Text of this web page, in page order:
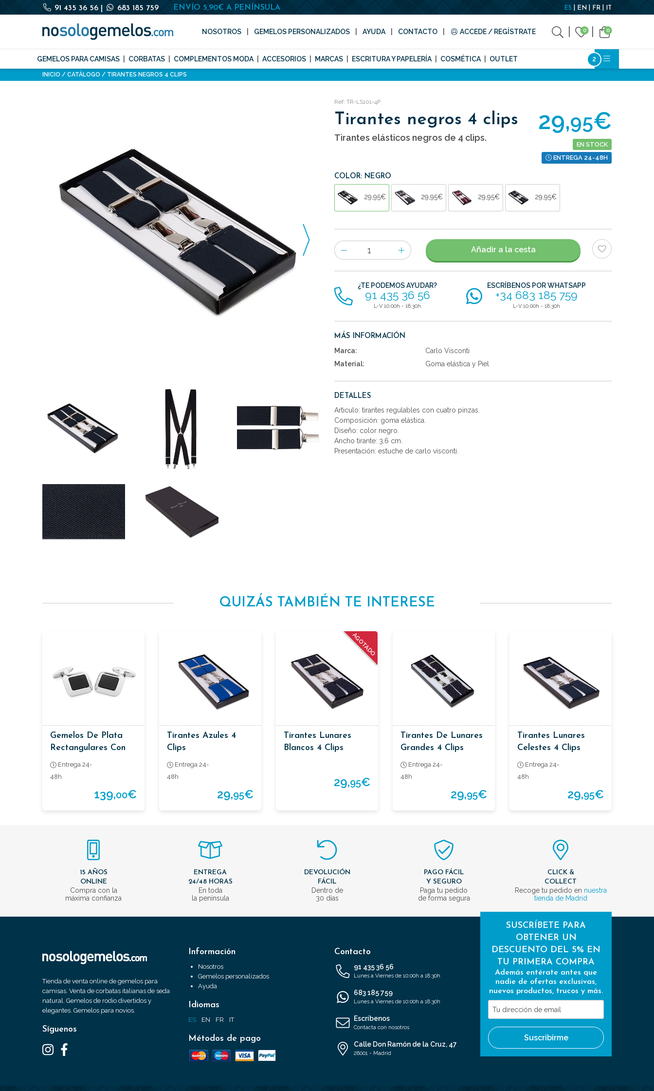
91 435 36 56 683 185 759 ENVÍO 5,90€ A PENÍNSULA ES EN FR IT
NOSOTROS GEMELOS PERSONALIZADOS AYUDA CONTACTO ACCEDE / REGÍSTRATE 0 0
GEMELOS PARA CAMISAS CORBATAS COMPLEMENTOS MODA ACCESORIOS MARCAS ESCRITURA Y PAPELERÍA COSMÉTICA OUTLET
INICIO CATÁLOGO TIRANTES NEGROS 4 CLIPS
Ref: TR-LS101-4P
Tirantes negros 4 clips
Tirantes elásticos negros de 4 clips.
29,95€
EN STOCK
ENTREGA 24-48H
COLOR: NEGRO
29,95€ 29,95€ 29,95€ 29,95€
Número
de
artículos
Añadir a la cesta
¿TE PODEMOS AYUDAR?
91 435 36 56
L-V 10:00h - 18:30h
ESCRÍBENOS POR WHATSAPP
+34 683 185 759
L-V 10:00h - 18:30h
MÁS INFORMACIÓN
Marca:
Carlo Visconti
Material:
Goma elástica y Piel
DETALLES
Articulo: tirantes regulables con cuatro pinzas.
Composición: goma elástica.
Diseño: color negro.
Ancho tirante: 3,6 cm.
Presentación: estuche de carlo visconti.
QUIZÁS TAMBIÉN TE INTERESE
Gemelos De Plata
Rectangulares Con
Onyx
Entrega 24-
48h
139,00€
Tirantes Azules 4
Clips
Entrega 24-
48h
29,95€
AGOTADO
Tirantes Lunares
Blancos 4 Clips
29,95€
Tirantes De Lunares
Grandes 4 Clips
Entrega 24-
48h
29,95€
Tirantes Lunares
Celestes 4 Clips
Entrega 24-
48h
29,95€
15 AÑOS
ONLINE
Compra con la
máxima confianza
ENTREGA
24/48 HORAS
En toda
la península
DEVOLUCIÓN
FÁCIL
Dentro de
30 días
PAGO FÁCIL
Y SEGURO
Paga tu pedido
de forma segura
CLICK &
COLLECT
Recoge tu pedido en nuestra
tienda de Madrid
Tienda de venta online de gemelos para
camisas. Venta de corbatas italianas de seda
natural. Gemelos de rodio divertidos y
elegantes. Gemelos para novios.
Síguenos
Información
Nosotros
Gemelos personalizados
Ayuda
Idiomas
ES EN FR IT
Métodos de pago
Contacto
91 435 36 56
Lunes a Viernes de 10:00h a 18:30h
683 185 759
Lunes a Viernes de 10:00h a 18:30h
Escríbenos
Contacta con nosotros
Calle Don Ramón de la Cruz, 47
28001 - Madrid
SUSCRÍBETE PARA
OBTENER UN
DESCUENTO DEL 5% EN
TU PRIMERA COMPRA
Además entérate antes que
nadie de ofertas exclusivas,
nuevos productos, trucos y más.
Tu
dirección
de
email
Suscribirme